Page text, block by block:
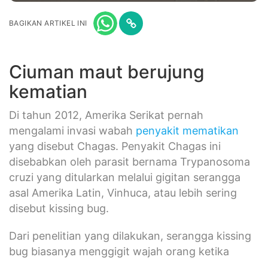
BAGIKAN ARTIKEL INI
Ciuman maut berujung
kematian
Di tahun 2012, Amerika Serikat pernah
mengalami invasi wabah penyakit mematikan
yang disebut Chagas. Penyakit Chagas ini
disebabkan oleh parasit bernama Trypanosoma
cruzi yang ditularkan melalui gigitan serangga
asal Amerika Latin, Vinhuca, atau lebih sering
disebut kissing bug.
Dari penelitian yang dilakukan, serangga kissing
bug biasanya menggigit wajah orang ketika